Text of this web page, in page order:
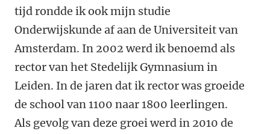
tijd rondde ik ook mijn studie
Onderwijskunde af aan de Universiteit van
Amsterdam. In 2002 werd ik benoemd als
rector van het Stedelijk Gymnasium in
Leiden. In de jaren dat ik rector was groeide
de school van 1100 naar 1800 leerlingen.
Als gevolg van deze groei werd in 2010 de